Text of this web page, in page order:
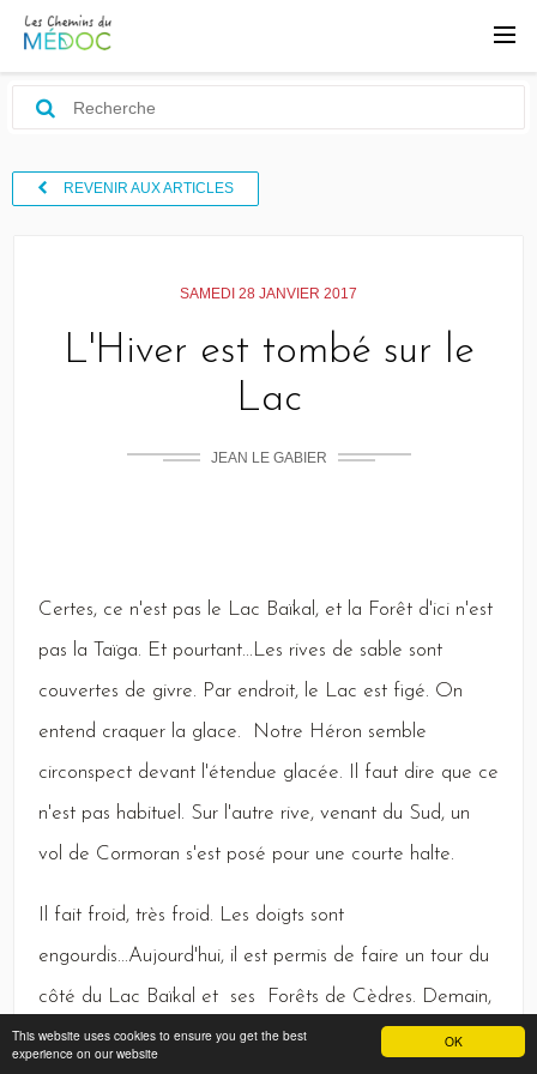
OK
This website uses cookies to ensure you get the best
experience on our website
REVENIR AUX ARTICLES
SAMEDI 28 JANVIER 2017
L'Hiver est tombé sur le
Lac
JEAN LE GABIER
Certes, ce n'est pas le Lac Baïkal, et la Forêt d'ici n'est
pas la
Taïga. Et pourtant... Les rives de sable sont
couvertes de givre. Par endroit, le Lac est figé. On
entend craquer la glace.
Notre Héron semble
circonspect devant l'étendue glacée.
faut dire que ce
n'est pas habituel. Sur l'autre rive, venant du Sud, un
vol de Cormoran s'est posé pour une courte halte.
fait froid, très froid. Les doigts sont
engourdis...Aujourd'hui, il est permis de faire un tour du
côté du Lac Baïkal et ses Forêts de Cèdres. Demain,
la pluie effacera tout....